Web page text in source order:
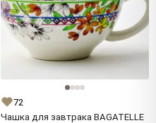
72
Чашка для завтрака BAGATELLE